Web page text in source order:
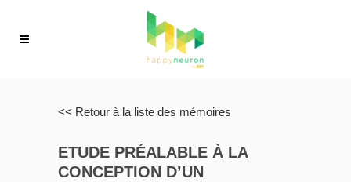
<< Retour à la liste des mémoires
ETUDE PRÉALABLE À LA
CONCEPTION D’UN